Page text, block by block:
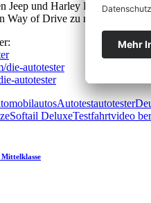
Jeep und Harley Davidson
of Drive zu machen. https://
die-autotester
autotester
autosAutotestautotester
Softail DeluxeTestfahrtvideo